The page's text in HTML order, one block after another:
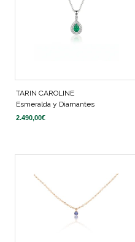
TARIN CAROLINE
Esmeralda y Diamantes
2.490,00€